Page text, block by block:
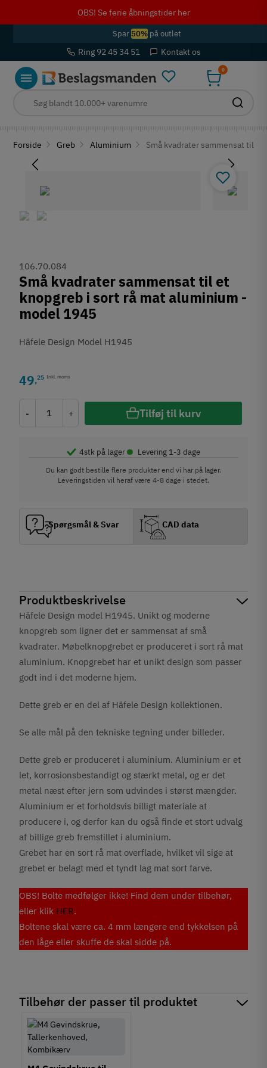
OBS! Se ferie åbningstider her
Spar 50%på outlet
Ring 92 45 34 51 Kontakt os
0
Forside Greb Aluminium Små kvadrater sammensat til
Produktbeskrivelse
Häfele Design model H1945. Unikt og moderne
knopgreb som ligner det er sammensat af små
kvadrater. Møbelknopgrebet er produceret i sort rå mat
aluminium. Knopgrebet har et unikt design som passer
godt ind i det moderne hjem.
Dette greb er en del af Häfele Design kollektionen.
Se alle mål på den tekniske tegning under billeder.
Dette greb er produceret i aluminium. Aluminium er et
let, korrosionsbestandigt og stærkt metal, og er det
metal næst efter jern som udvindes i størst mængder.
Aluminium er et forholdsvis billigt materiale at
producere i, og derfor kan du også finde et stort udvalg
af billige greb fremstillet i aluminium.
Grebet har en sort rå mat overflade, hvilket vil sige at
grebet er belagt med et tyndt lag mat sort farve.
OBS! Bolte medfølger ikke! Find dem under tilbehør,
eller klik HER.
Boltene skal være ca. 4 mm længere end tykkelsen på
den låge eller skuffe de skal sidde på.
Tilbehør der passer til produktet
106.70.084
Små kvadrater sammensat til et
knopgreb i sort rå mat aluminium -
model 1945
Häfele Design Model H1945
49,25 Inkl. moms
- + Tilføj til kurv
4stk på lager• Levering 1-3 dage
Du kan godt bestille flere produkter end vi har på lager.
Leveringstiden vil heraf være 4-8 dage i stedet.
Spørgsmål & Svar CAD data